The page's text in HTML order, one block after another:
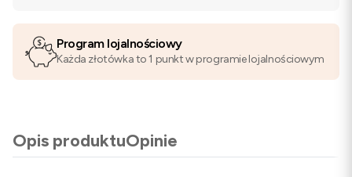
Program lojalnościowy
Każda złotówka to 1 punkt w programie lojalnościowym
Opis produktuOpinie